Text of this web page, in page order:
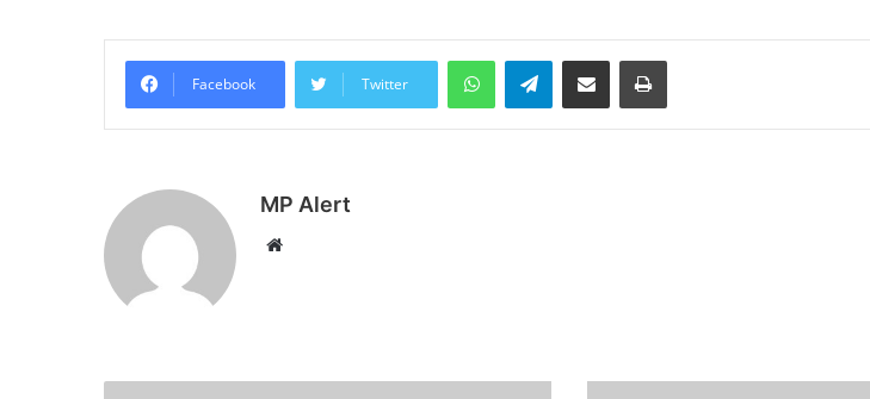
Facebook Twitter
WhatsAppTelegramShare via Email Print
MP Alert
Website